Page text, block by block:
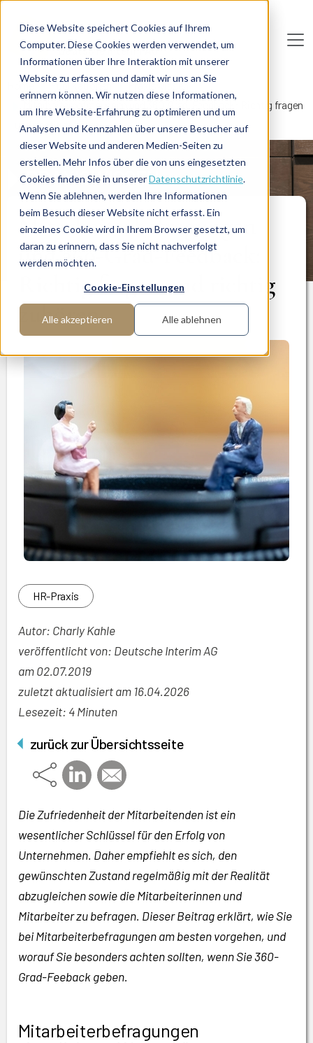
Diese Website speichert Cookies auf Ihrem
Computer. Diese Cookies werden verwendet, um
Informationen über Ihre Interaktion mit unserer
Website zu erfassen und damit wir uns an Sie
erinnern können. Wir nutzen diese Informationen,
um Ihre Website-Erfahrung zu optimieren und um
Analysen und Kennzahlen über unsere Besucher auf
dieser Website und anderen Medien-Seiten zu
erstellen. Mehr Infos über die von uns eingesetzten
Cookies finden Sie in unsererDatenschutzrichtlinie.
Wenn Sie ablehnen, werden Ihre Informationen
beim Besuch dieser Website nicht erfasst. Ein
einzelnes Cookie wird in Ihrem Browser gesetzt, um
daran zu erinnern, dass Sie nicht nachverfolgt
werden möchten.
Cookie-Einstellungen
Alle akzeptieren Alle ablehnen
Deutsc he Interim AG
Home Publikationen
Praxiswissen
Mitarbeiterbefragungen und 360-Grad-Feedback: Richtig fragen
und richtig zuhören
PRAXISWISSEN
Mitarbeiterbefragungen
und 360-Grad-Feedback:
Richtig fragen und richtig
zuhören
HR-Praxis
Autor: Charly Kahle
veröffentlicht von: Deutsche Interim AG
am02.07.2019
zuletzt aktualisiert am 16.04.2026
Lesezeit: 4 Minuten
zurück zur Übersichtsseite
Die Zufriedenheit der Mitarbeitenden ist ein
wesentlicher Schlüssel für den Erfolg von
Unternehmen. Daher empfiehlt es sich, den
gewünschten Zustand regelmäßig mit der Realität
abzugleichen sowie die Mitarbeiterinnen und
Mitarbeiter zu befragen. Dieser Beitrag erklärt, wie Sie
bei Mitarbeiterbefragungen am besten vorgehen, und
worauf Sie besonders achten sollten, wenn Sie 360-
Grad-Feeback geben.
Mitarbeiterbefragungen